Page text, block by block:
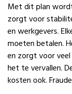
Met dit plan
zorgt voor
en werkgevers.
moeten betalen.
en zorgt voor
het te vervallen.
kosten ook.